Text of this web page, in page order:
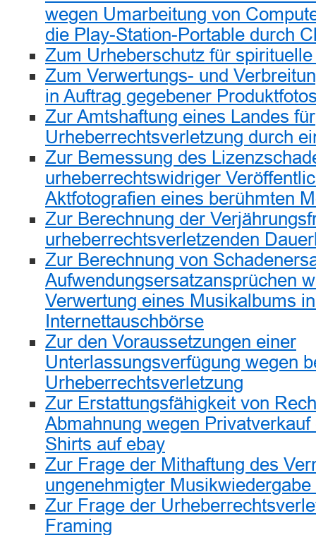
wegen Umarbeitung von
die Play-Station-Portable durch
Zum Urheberschutz für spirituelle
Zum Verwertungs- und
in Auftrag gegebener
Zur Amtshaftung eines Landes für
Urheberrechtsverletzung durch
Zur Bemessung des
urheberrechtswidriger
Aktfotografien eines berühmten
Zur Berechnung der
urheberrechtsverletzenden
Zur Berechnung von
Aufwendungsersatzansprüchen
Verwertung eines Musikalbums
Internettauschbörse
Zur den Voraussetzungen einer
Unterlassungsverfügung wegen
Urheberrechtsverletzung
Zur Erstattungsfähigkeit von
Abmahnung wegen
Shirts auf ebay
Zur Frage der Mithaftung des
ungenehmigter
Zur Frage der
Framing